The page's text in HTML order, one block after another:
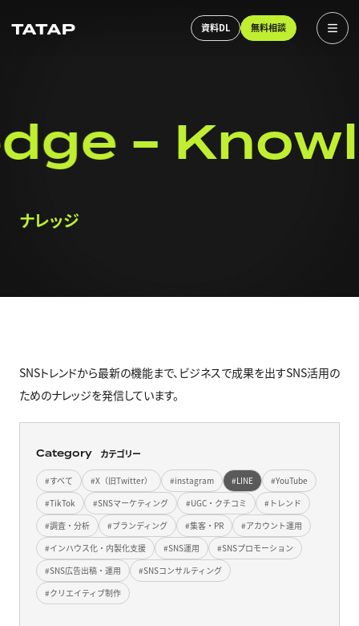
資料DL 無料相談
ナレッジ
SNSトレンドから最新の機能まで、ビジネスで成果を出すSNS活用の
ためのナレッジを発信しています。
Category カテゴリー
すべて X（旧Twitter） instagram LINE
YouTube
TikTok
SNSマーケティング UGC・クチコミ
トレンド
調査・分析
ブランディング 集客・PR
アカウント運用
インハウス化・内製化支援
SNS運用
SNSプロモーション
SNS広告出稿・運用
SNSコンサルティング
クリエイティブ制作